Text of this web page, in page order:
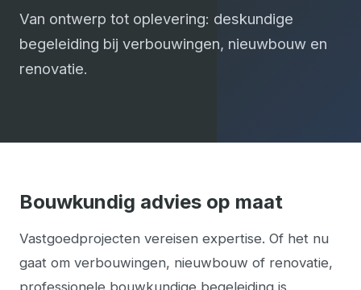
Van ontwerp tot oplevering: deskundige
begeleiding bij verbouwingen, nieuwbouw en
renovatie.
Bouwkundig advies op maat
Vastgoedprojecten vereisen expertise. Of het nu
gaat om verbouwingen, nieuwbouw of renovatie,
professionele bouwkundige begeleiding is